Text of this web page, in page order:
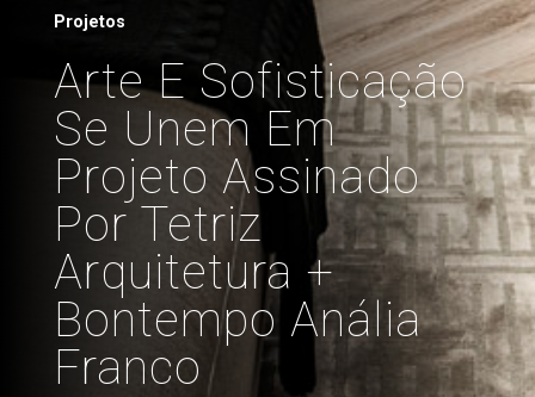
Projetos
Arte E Sofisticação
Se Unem Em
Projeto Assinado
Por Tetriz
Arquitetura +
Bontempo Anália
Franco